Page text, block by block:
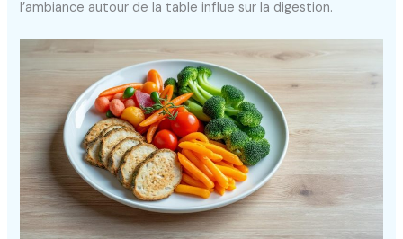
l’ambiance autour de la table influe sur la digestion.